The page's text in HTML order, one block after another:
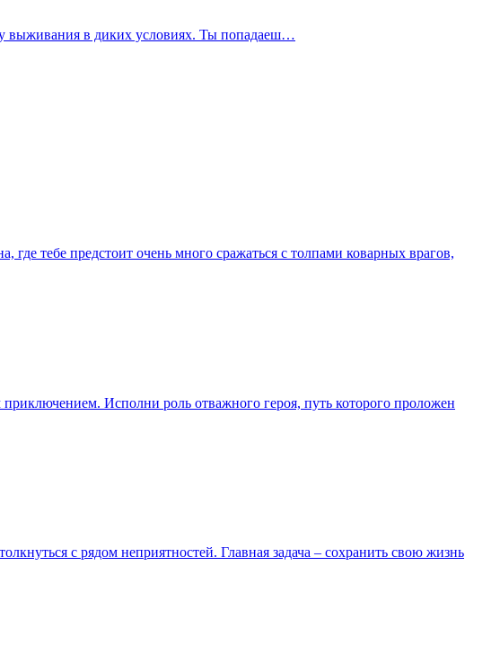
выживания в диких условиях. Ты попадаеш…
тебе предстоит очень много сражаться с толпами коварных врагов,
Исполни роль отважного героя, путь которого проложен
с рядом неприятностей. Главная задача – сохранить свою жизнь